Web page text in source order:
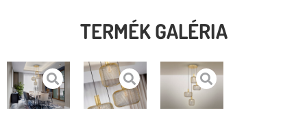
TERMÉK GALÉRIA